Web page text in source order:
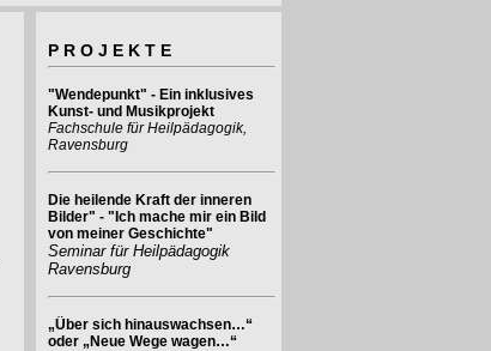
P R O J E K T E
"Wendepunkt" - Ein inklusives
Kunst- und Musikprojekt
Fachschule für Heilpädagogik,
Ravensburg
Die heilende Kraft der inneren
Bilder" - "Ich mache mir ein Bild
von meiner Geschichte"
Seminar für Heilpädagogik
Ravensburg
„Über sich hinauswachsen…“
oder „Neue Wege wagen…“